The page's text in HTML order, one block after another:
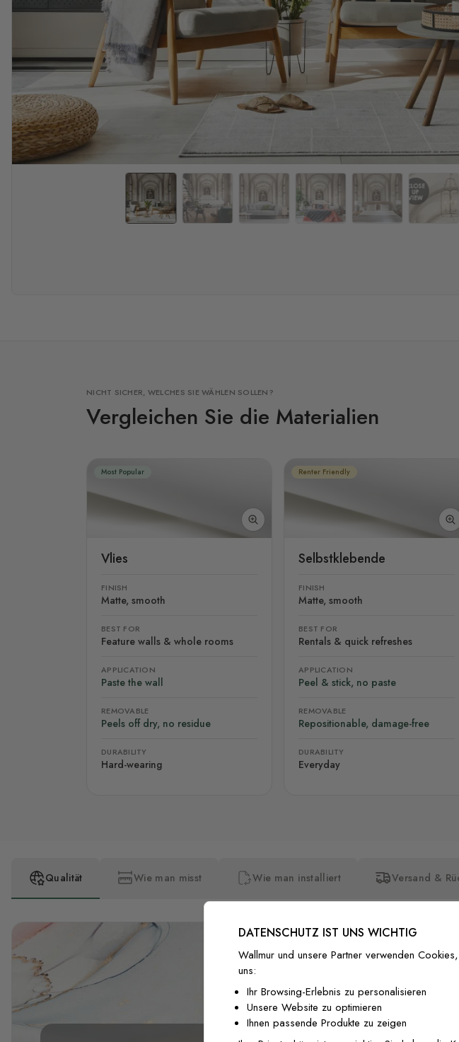
NICHT SICHER, WELCHES SIE WÄHLEN SOLLEN?
Vergleichen Sie die Materialien
Most Popular
Vlies
FINISH
Matte, smooth
BEST FOR
Feature walls & whole rooms
APPLICATION
Paste the wall
REMOVABLE
Peels off dry, no residue
DURABILITY
Hard-wearing
Renter Friendly
Selbstklebende
FINISH
Matte, smooth
BEST FOR
Rentals & quick refreshes
APPLICATION
Peel & stick, no paste
REMOVABLE
Repositionable, damage-free
DURABILITY
Everyday
Qualität Wie man misst Wie man installiert Versand &
DATENSCHUTZ IST UNS WICHTIG
Wallmur und unsere Partner verwenden
uns:
Ihr Browsing-Erlebnis zu personalisieren
Unsere Website zu optimieren
Ihnen passende Produkte zu zeigen